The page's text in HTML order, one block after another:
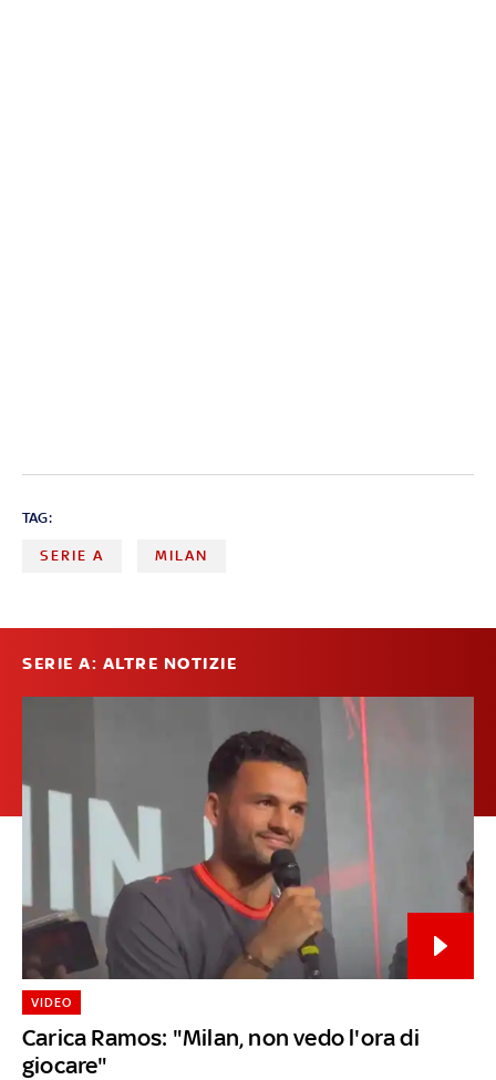
TAG:
SERIE A MILAN
SERIE A: ALTRE NOTIZIE
Carica Ramos: "Milan, non vedo l'ora di
giocare"
VIDEO